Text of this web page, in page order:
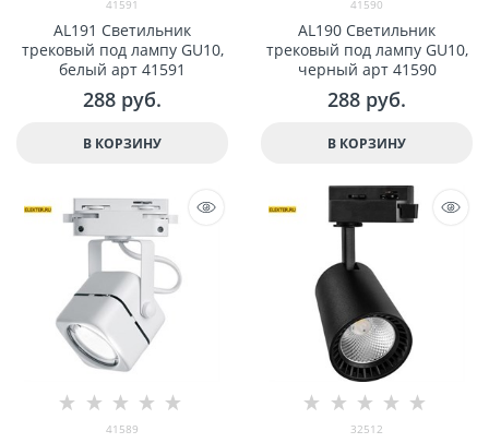
41591
AL191 Светильник
трековый под лампу GU10,
белый арт 41591
288 руб.
В КОРЗИНУ
41590
AL190 Светильник
трековый под лампу GU10,
черный арт 41590
288 руб.
В КОРЗИНУ
41589 32512